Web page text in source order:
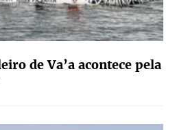
de Va’a acontece pela